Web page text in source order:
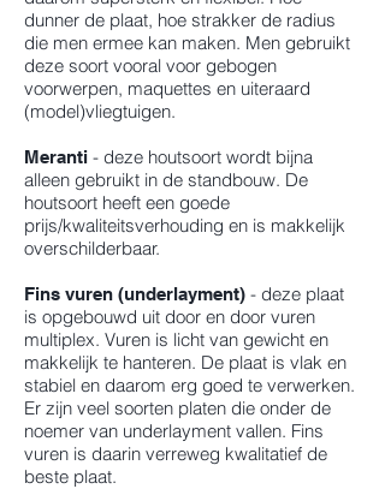
dunner de plaat, hoe strakker de radius
die men ermee kan maken. Men gebruikt
deze soort vooral voor gebogen
voorwerpen, maquettes en uiteraard
(model)vliegtuigen.
Meranti - deze houtsoort wordt bijna
alleen gebruikt in de standbouw. De
houtsoort heeft een goede
prijs/kwaliteitsverhouding en is makkelijk
overschilderbaar.
Fins vuren (underlayment) - deze plaat
is opgebouwd uit door en door vuren
multiplex. Vuren is licht van gewicht en
makkelijk te hanteren. De plaat is vlak en
stabiel en daarom erg goed te verwerken.
Er zijn veel soorten platen die onder de
noemer van underlayment vallen. Fins
vuren is daarin verreweg kwalitatief de
beste plaat.